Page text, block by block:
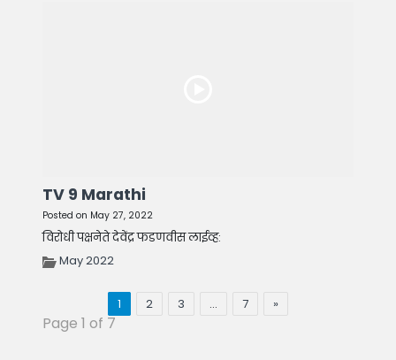
TV 9 Marathi
Posted on May 27, 2022
विरोधी पक्षनेते देवेंद्र फडणवीस लाईव्ह:
May 2022
1 2 3 … 7 »
Page 1 of 7